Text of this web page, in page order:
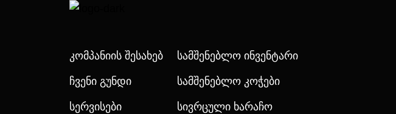
Კომპანიის Შესახებ
Ჩვენი Გუნდი
Სერვისები
Სამშენებლო Ინვენტარი
Სამშენებლო Კოჭები
Სივრცული Ხარაჩო